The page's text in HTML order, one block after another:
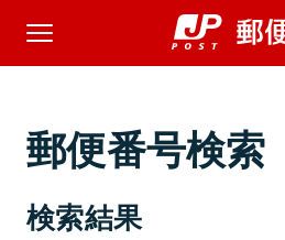
郵便番号検索
検索結果